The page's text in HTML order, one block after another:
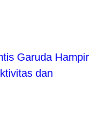
Garuda Hampir
dan